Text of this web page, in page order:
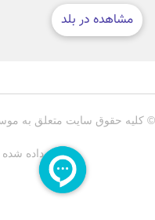
© کلیه حقوق سایت متعلق به
توسعه داده شده